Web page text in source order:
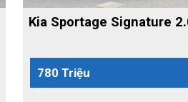
Kia Sportage Signature
780 Triệu